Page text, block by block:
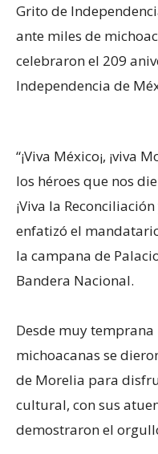
Grito de
ante miles de
celebraron el 209
Independencia de
“¡Viva México¡, ¡viva
los héroes que nos
¡Viva la
enfatizó el
la campana de
Bandera Nacional.
Desde muy
michoacanas se
de Morelia para
cultural, con sus
demostraron el